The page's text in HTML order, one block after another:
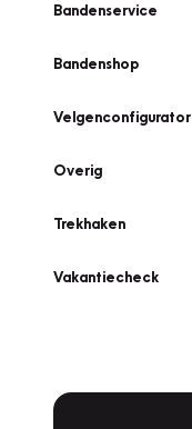
Bandenservice
Bandenshop
Velgenconfigurator
Overig
Trekhaken
Vakantiecheck